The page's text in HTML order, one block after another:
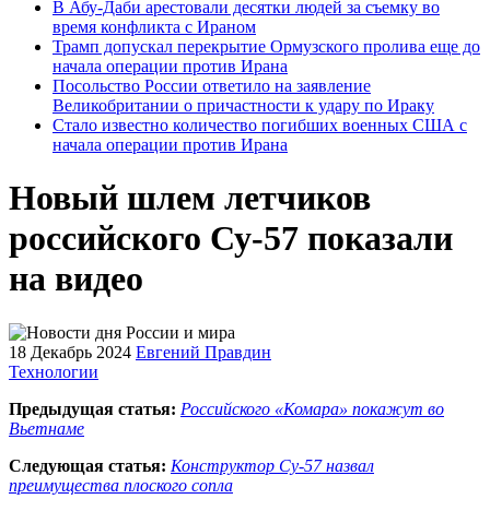
В Абу-Даби арестовали десятки людей за съемку во
время конфликта с Ираном
Трамп допускал перекрытие Ормузского пролива еще до
начала операции против Ирана
Посольство России ответило на заявление
Великобритании о причастности к удару по Ираку
Стало известно количество погибших военных США с
начала операции против Ирана
Новый шлем летчиков
российского Су-57 показали
на видео
18 Декабрь 2024 Евгений Правдин
Технологии
Предыдущая статья: Российского «Комара» покажут во
Вьетнаме
Следующая статья: Конструктор Су-57 назвал
преимущества плоского сопла